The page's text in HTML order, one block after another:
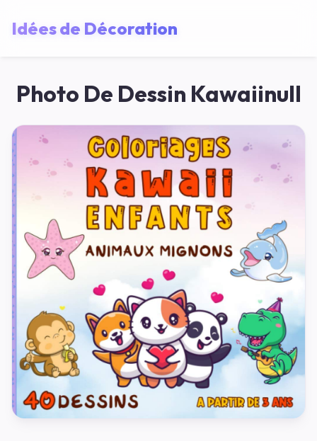
Idées de Décoration
Photo De Dessin Kawaiinull